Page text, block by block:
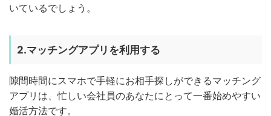
いているでしょう。
2.マッチングアプリを利用する
隙間時間にスマホで手軽にお相手探しができるマッチング
アプリは、忙しい会社員のあなたにとって一番始めやすい
婚活方法です。